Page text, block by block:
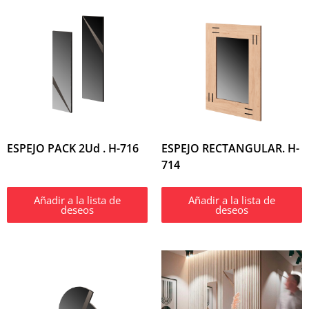
ESPEJO PACK 2Ud . H-716
Añadir a la lista de
deseos
ESPEJO RECTANGULAR. H-
714
Añadir a la lista de
deseos